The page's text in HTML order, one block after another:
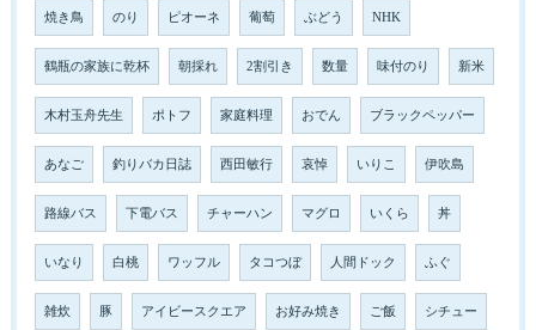
焼き鳥 のり ピオーネ 葡萄 ぶどう NHK
鶴瓶の家族に乾杯 朝採れ 2割引き 数量 味付のり 新米
木村玉舟先生 ポトフ 家庭料理 おでん ブラックペッパー
あなご 釣りバカ日誌 西田敏行 哀悼 いりこ 伊吹島
路線バス 下電バス チャーハン マグロ いくら 丼
いなり 白桃 ワッフル タコつぼ 人間ドック ふぐ
雑炊 豚 アイビースクエア お好み焼き ご飯 シチュー